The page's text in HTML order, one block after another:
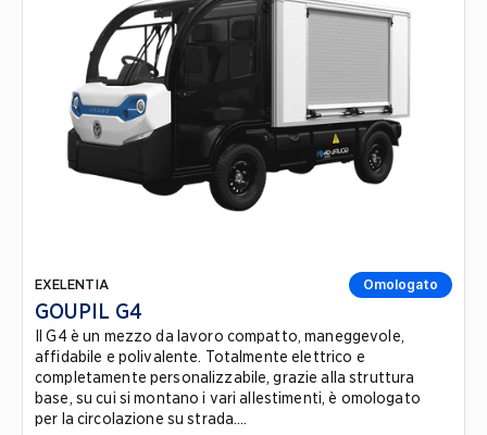
EXELENTIA Omologato
GOUPIL G4
Il G4 è un mezzo da lavoro compatto, maneggevole,
affidabile e polivalente. Totalmente elettrico e
completamente personalizzabile, grazie alla struttura
base, su cui si montano i vari allestimenti, è omologato
per la circolazione su strada....